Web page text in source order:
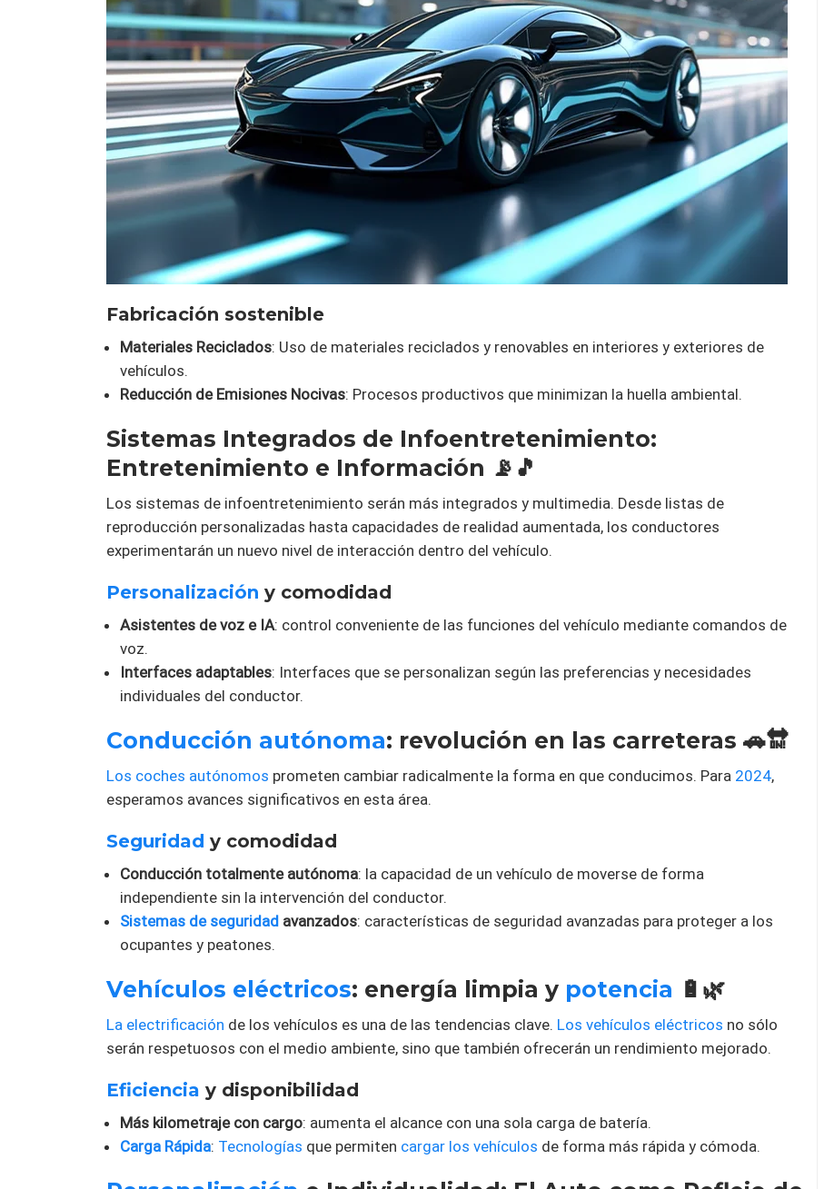
Fabricación sostenible
Materiales Reciclados: Uso de materiales reciclados y renovables en interiores y exteriores de
vehículos.
Reducción de Emisiones Nocivas: Procesos productivos que minimizan la huella ambiental.
Sistemas Integrados de Infoentretenimiento:
Entretenimiento e Información 📡🎵
Los sistemas de infoentretenimiento serán más integrados y multimedia. Desde listas de
reproducción personalizadas hasta capacidades de realidad aumentada, los conductores
experimentarán un nuevo nivel de interacción dentro del vehículo.
Personalización y comodidad
Asistentes de voz e IA: control conveniente de las funciones del vehículo mediante comandos de
voz.
Interfaces adaptables: Interfaces que se personalizan según las preferencias y necesidades
individuales del conductor.
Conducción autónoma: revolución en las carreteras 🚗🔛
Los coches autónomos prometen cambiar radicalmente la forma en que conducimos. Para 2024,
esperamos avances significativos en esta área.
Seguridad y comodidad
Conducción totalmente autónoma: la capacidad de un vehículo de moverse de forma
independiente sin la intervención del conductor.
Sistemas de seguridad avanzados: características de seguridad avanzadas para proteger a los
ocupantes y peatones.
Vehículos eléctricos: energía limpia y potencia 🔋🌿
La electrificación de los vehículos es una de las tendencias clave. Los vehículos eléctricos no sólo
serán respetuosos con el medio ambiente, sino que también ofrecerán un rendimiento mejorado.
Eficiencia y disponibilidad
Más kilometraje con cargo: aumenta el alcance con una sola carga de batería.
Carga Rápida: Tecnologías que permiten cargar los vehículos de forma más rápida y cómoda.